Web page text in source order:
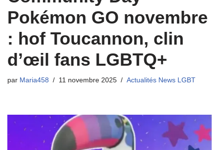
Pokémon GO novembre
: hof Toucannon, clin
d’œil fans LGBTQ+
par Maria458 11 novembre 2025 Actualités News LGBT